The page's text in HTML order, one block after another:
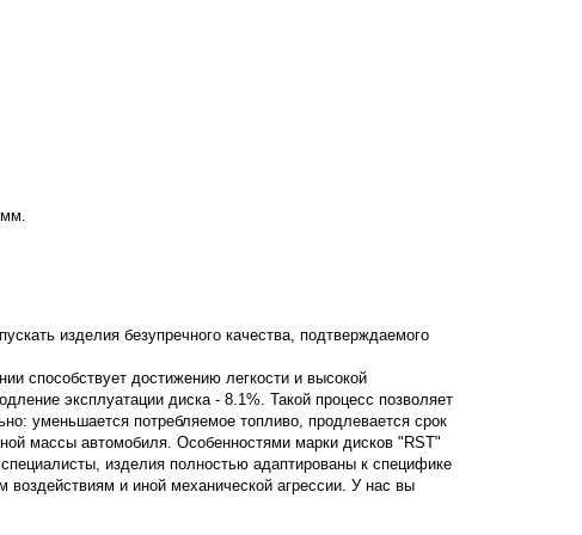
мм.
изделия безупречного качества, подтверждаемого
способствует достижению легкости и высокой
эксплуатации диска - 8.1%. Такой процесс позволяет
уменьшается потребляемое топливо, продлевается срок
массы автомобиля. Особенностями марки дисков "RST"
изделия полностью адаптированы к специфике
и иной механической агрессии. У нас вы